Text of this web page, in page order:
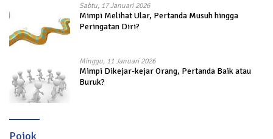
Sabtu, 17 Januari 2026
Mimpi Melihat Ular, Pertanda Musuh hingga
Peringatan Diri?
Minggu, 11 Januari 2026
Mimpi Dikejar-kejar Orang, Pertanda Baik atau
Buruk?
Pojok